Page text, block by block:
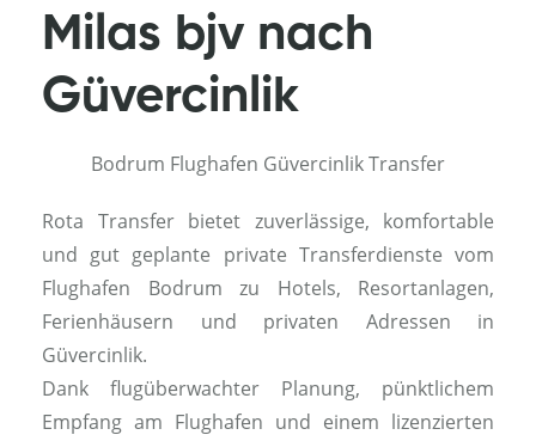
Milas bjv nach
Güvercinlik
Bodrum Flughafen Güvercinlik Transfer
Rota Transfer bietet zuverlässige, komfortable
und gut geplante private Transferdienste vom
Flughafen Bodrum zu Hotels, Resortanlagen,
Ferienhäusern und privaten Adressen in
Güvercinlik.
Dank flugüberwachter Planung, pünktlichem
Empfang am Flughafen und einem lizenzierten